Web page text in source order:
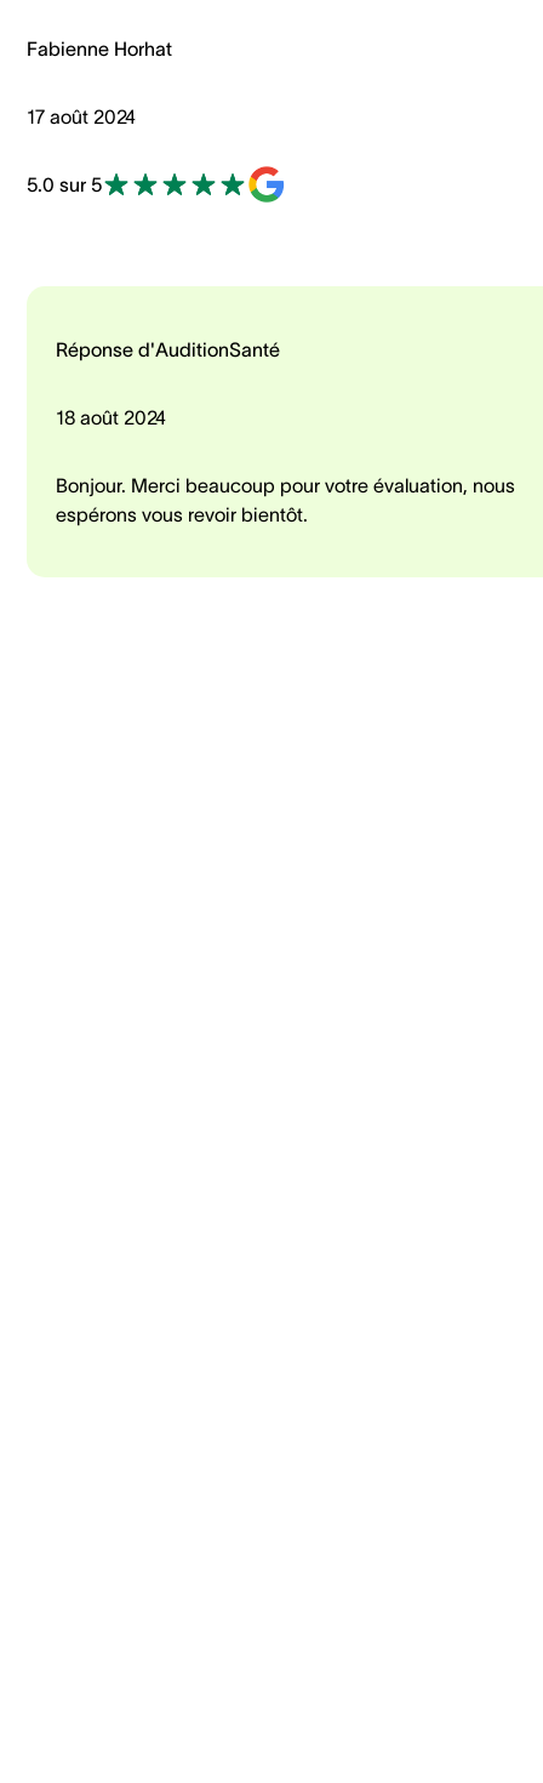
Fabienne Horhat
17 août 2024
5.0 sur 5
Réponse d'AuditionSanté
18 août 2024
Bonjour. Merci beaucoup pour votre évaluation, nous
espérons vous revoir bientôt.